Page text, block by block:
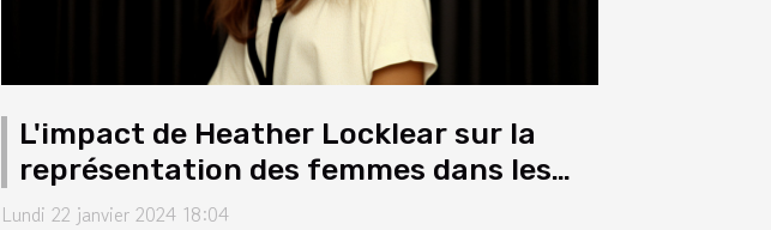
L'impact de Heather Locklear sur la
représentation des femmes dans les
séries télévisées des années 90
Lundi 22 janvier 2024 18:04